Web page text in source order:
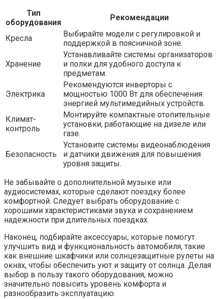
Тип
оборудования
Рекомендации
Кресла
Выбирайте модели с регулировкой и
поддержкой в поясничной зоне.
Хранение
Устанавливайте системы организаторов
и полки для удобного доступа к
предметам.
Электрика
Рекомендуются инверторы с
мощностью 1000 Вт для обеспечения
энергией мультимедийных устройств.
Климат-
контроль
Монтируйте компактные отопительные
установки, работающие на дизеле или
газе.
Безопасность
Установите системы видеонаблюдения
и датчики движения для повышения
уровня защиты.
Не забывайте о дополнительной музыке или
аудиосистемах, которые сделают поездку более
комфортной. Следует выбрать оборудование с
хорошими характеристиками звука и сохранением
надежности при длительных поездках.
Наконец, подбирайте аксессуары, которые помогут
улучшить вид и функциональность автомобиля, такие
как внешние шкафчики или солнцезащитные рулеты на
окнах, чтобы обеспечить уют и защиту от солнца. Делая
выбор в пользу такого оборудования, можно
значительно повысить уровень комфорта и
разнообразить эксплуатацию.